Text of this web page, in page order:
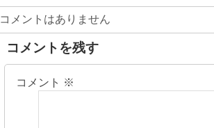
コメントはありません
コメントを残す
コメント ※